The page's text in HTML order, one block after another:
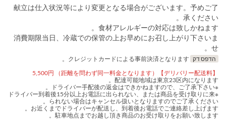
献立は仕入状況等により変更となる場合がございます。予めご了
承ください。
食材アレルギーの対応は致しかねます。
消費期限当日、冷蔵での保管の上お早めにお召し上がり下さいま
せ。
הדפס דק
【デリバリー配送料】5,500円 （距離を問わず同一料金となります）
配達可能地域は東京23区内になります。
※ドライバー手配後の返金はできかねますので、ご了承下さい。
※ドライバー到着後15分以上お電話に出られない、または商品を受け取りに来
られない場合はキャンセル扱いとなりますのでご了承ください。
お近くまでドライバーが配送し、到着後お電話でご連絡差し上げます。
駐車地点までお越し頂き商品のお受け取りをお願い致します。